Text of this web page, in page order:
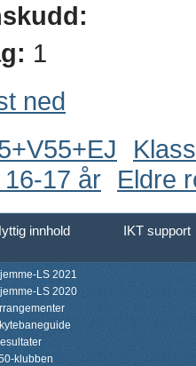
1
ned
17 år Eldre
innhold IKT support
LS 2021
LS 2020
klubben